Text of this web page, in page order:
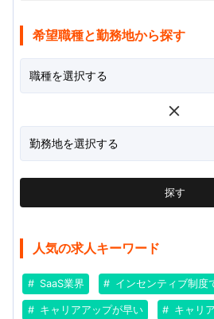
希望職種と勤務地から探す
探す
人気の求人キーワード
SaaS業界 インセンティブ制度
キャリアアップが早い キャリ